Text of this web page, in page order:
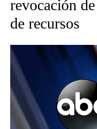
revocación
de recursos